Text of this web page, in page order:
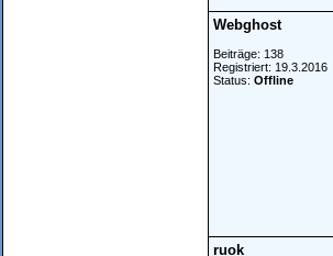
Webghost
Beiträge: 138
Registriert: 19.3.2016
Status: Offline
ruok